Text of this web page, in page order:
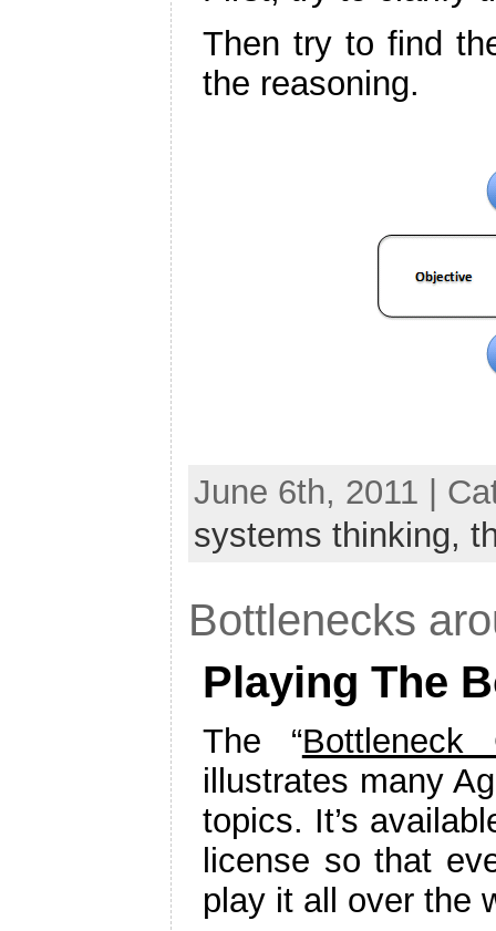
Then try to find
the reasoning.
June 6th, 2011 |
systems thinking,
Bottlenecks
Playing The
The “Bottleneck
illustrates many
topics. It’s
license so that
play it all over the